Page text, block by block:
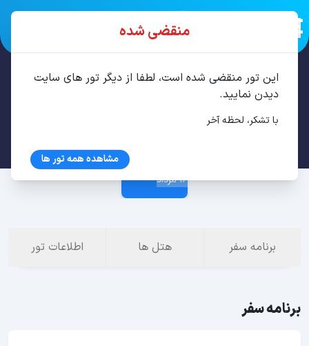
16 مرداد
برنامه سفر هتل ها اطلاعات تور
برنامه سفر
منقضی شده
این تور منقضی شده است، لطفا از دیگر تور های سایت
دیدن نمایید.
با تشکر، لحظه آخر
مشاهده همه تور ها